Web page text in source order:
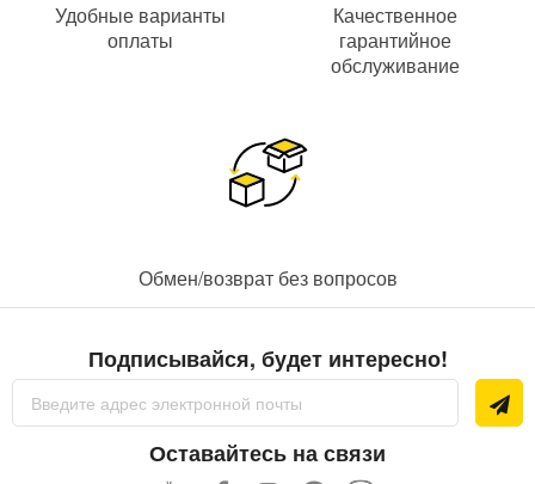
Удобные варианты
оплаты
Качественное
гарантийное
обслуживание
Обмен/возврат без вопросов
Подписывайся, будет интересно!
Sign
for
Оставайтесь на связи